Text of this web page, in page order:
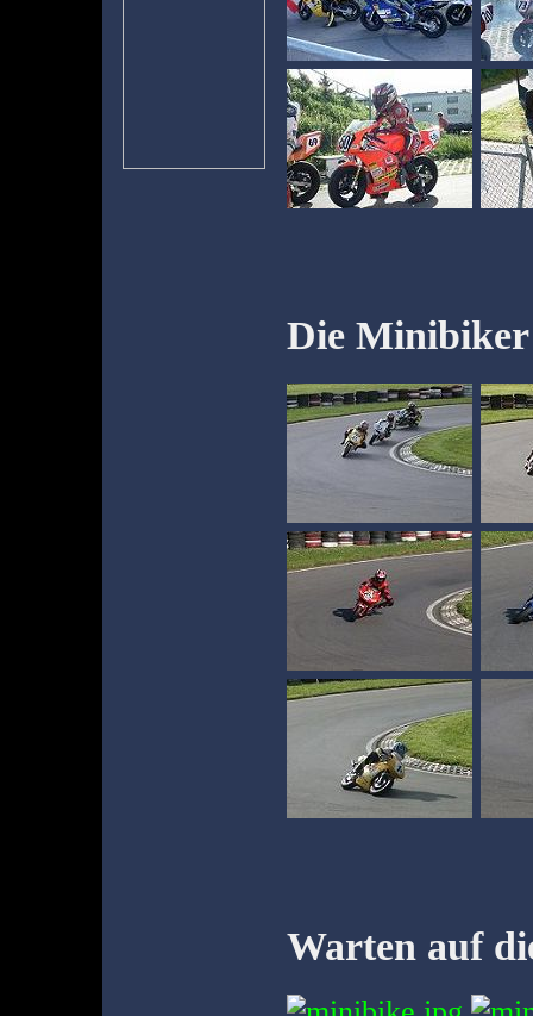
Die
Warten auf